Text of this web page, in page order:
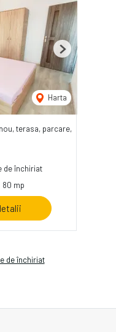
Harta
Next
terasa, parcare,
de închiriat
80 mp
de închiriat